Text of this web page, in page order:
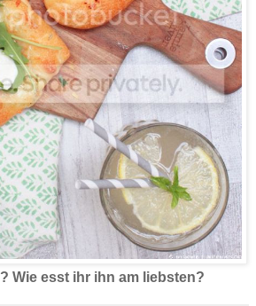
Wie esst ihr ihn am liebsten?